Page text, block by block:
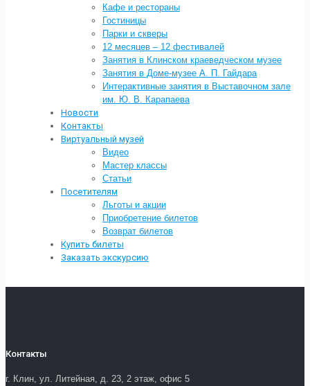
Кафе и рестораны
Гостиницы
Парки и скверы
12 месяцев – 12 фестивалей
Занятия в Клинском краеведческом музее
Занятия в Доме-музее А. П. Гайдара
Интерактивные занятия в Выставочном зале
им. Ю. В. Карапаева
Новости
Контакты
Виртуальный музей
Видео
Мастер классы
Статьи
Посетителям
Льготы и акции
Приобретение билетов
Возврат билетов
Купить билеты
Заказать экскурсию
Контакты
г. Клин, ул. Литейная, д. 23, 2 этаж, офис 5